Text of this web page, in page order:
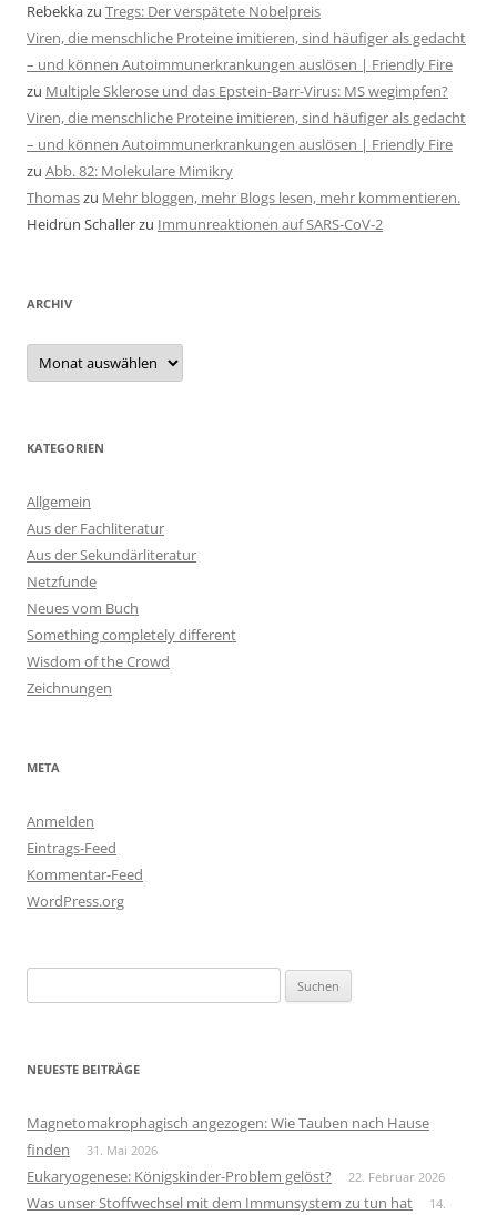
Rebekkazu Tregs: Der verspätete Nobelpreis
Viren, die menschliche Proteine imitieren, sind häufiger als gedacht
– und können Autoimmunerkrankungen auslösen | Friendly Fire
zu Multiple Sklerose und das Epstein-Barr-Virus: MS wegimpfen?
Viren, die menschliche Proteine imitieren, sind häufiger als gedacht
– und können Autoimmunerkrankungen auslösen | Friendly Fire
zu Abb. 82: Molekulare Mimikry
Thomaszu Mehr bloggen, mehr Blogs lesen, mehr kommentieren.
Heidrun Schallerzu Immunreaktionen auf SARS-CoV-2
ARCHIV
Archiv
KATEGORIEN
Allgemein
Aus der Fachliteratur
Aus der Sekundärliteratur
Netzfunde
Neues vom Buch
Something completely different
Wisdom of the Crowd
Zeichnungen
META
Anmelden
Eintrags-Feed
Kommentar-Feed
WordPress.org
nach:
NEUESTE BEITRÄGE
Magnetomakrophagisch angezogen: Wie Tauben nach Hause
finden
31. Mai 2026
Eukaryogenese: Königskinder-Problem gelöst? 22. Februar 2026
Was unser Stoffwechsel mit dem Immunsystem zu tun hat
14.